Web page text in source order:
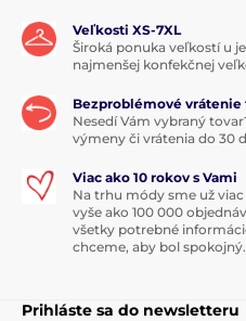
Veľkosti XS-7XL
Široká ponuka veľkostí u
najmenšej konfekčnej
Bezproblémové vrátenie
Nesedí Vám vybraný
výmeny či vrátenia do 30
Viac ako 10 rokov s Vami
Na trhu módy sme už
vyše ako 100 000
všetky potrebné
chceme, aby bol spokojný.
Prihláste sa do newsletteru